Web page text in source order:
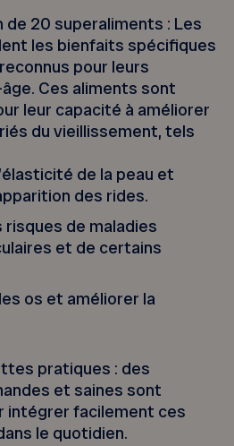
20 superaliments : Les
les bienfaits spécifiques
pour leurs
Ces aliments sont
leur capacité à améliorer
du vieillissement, tels
de la peau et
des rides.
risques de maladies
et de certains
os et améliorer la
pratiques : des
et saines sont
intégrer facilement ces
le quotidien.